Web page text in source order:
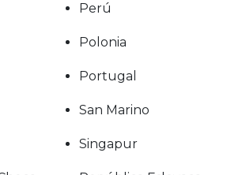
Perú
Polonia
Portugal
San Marino
Singapur